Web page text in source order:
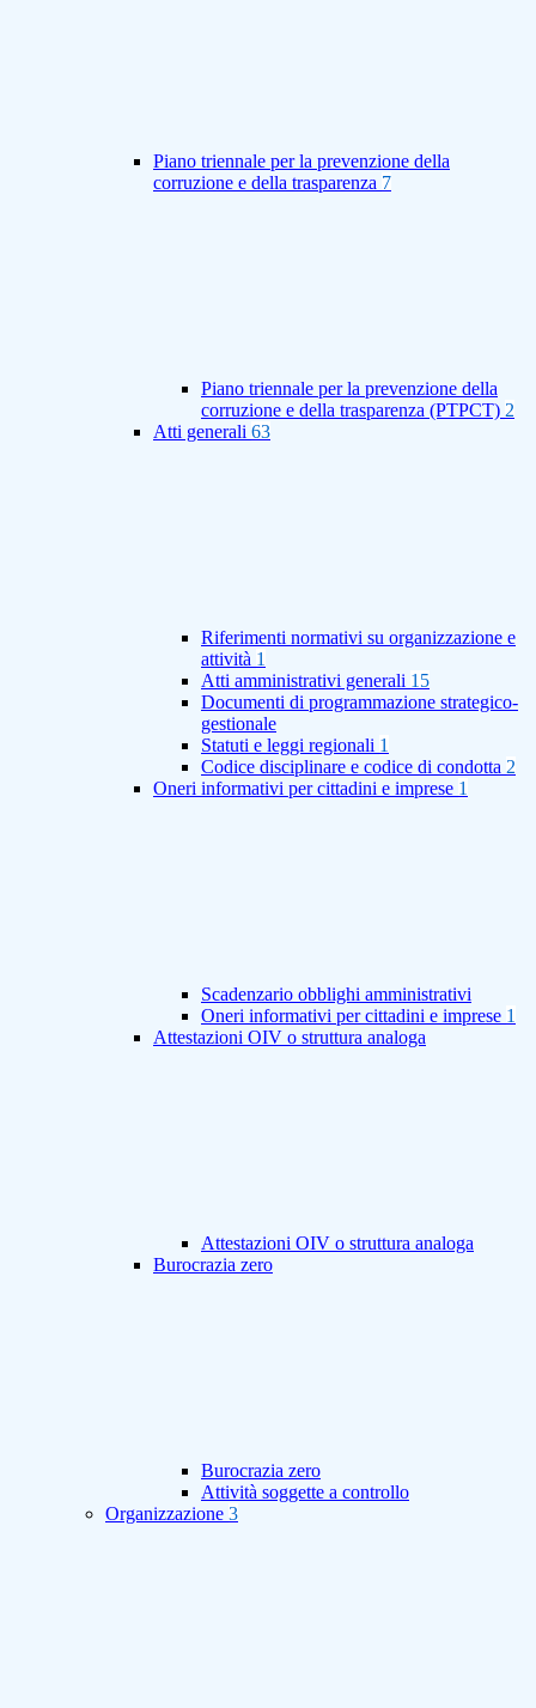
Piano triennale per la prevenzione della
corruzione e della trasparenza 7
Piano triennale per la prevenzione della
corruzione e della trasparenza (PTPCT) 2
Atti generali 63
Riferimenti normativi su organizzazione e
attività 1
Atti amministrativi generali 15
Documenti di programmazione strategico-
gestionale
Statuti e leggi regionali 1
Codice disciplinare e codice di condotta 2
Oneri informativi per cittadini e imprese 1
Scadenzario obblighi amministrativi
Oneri informativi per cittadini e imprese 1
Attestazioni OIV o struttura analoga
Attestazioni OIV o struttura analoga
Burocrazia zero
Burocrazia zero
Attività soggette a controllo
Organizzazione 3